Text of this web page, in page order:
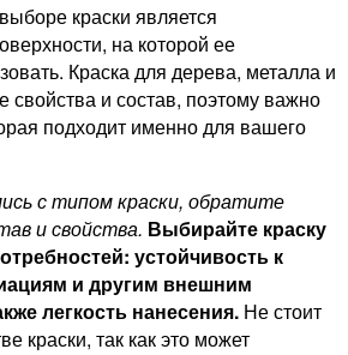
краски является
на которой ее
Краска для дерева, металла и
свойства и состав, поэтому важно
подходит именно для вашего
с типом краски, обратите
и свойства. Выбирайте краску
устойчивость к
и другим внешним
легкость нанесения. Не стоит
краски, так как это может